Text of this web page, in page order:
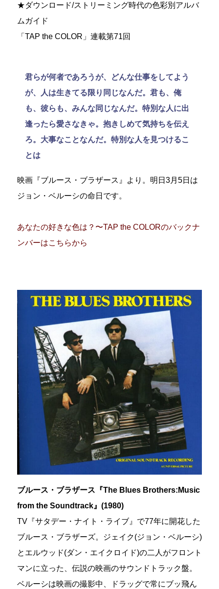
★ダウンロード/ストリーミング時代の色彩別アルバ
ムガイド
「TAP the COLOR」連載第71回
君らが何者であろうが、どんな仕事をしてよう
が、人は生きてる限り同じなんだ。君も、俺
も、彼らも、みんな同じなんだ。特別な人に出
逢ったら愛さなきゃ。抱きしめて気持ちを伝え
ろ。大事なことなんだ。特別な人を見つけるこ
とは
映画『ブルース・ブラザース』より。明日3月5日は
ジョン・ベルーシの命日です。
あなたの好きな色は？〜TAP the COLORのバックナ
ンバーはこちらから
ブルース・ブラザース『The Blues Brothers:Music
from the Soundtrack』(1980)
TV『サタデー・ナイト・ライブ』で77年に開花した
ブルース・ブラザーズ。ジェイク(ジョン・ベルーシ)
とエルウッド(ダン・エイクロイド)の二人がフロント
マンに立った、伝説の映画のサウンドトラック盤。
ベルーシは映画の撮影中、ドラッグで常にブッ飛ん